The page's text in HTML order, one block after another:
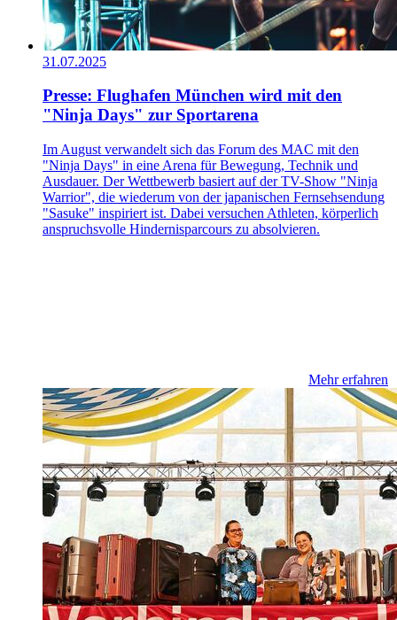
31.07.2025
Presse: Flughafen München wird mit den
"Ninja Days" zur Sportarena
Im August verwandelt sich das Forum des MAC mit den
"Ninja Days" in eine Arena für Bewegung, Technik und
Ausdauer. Der Wettbewerb basiert auf der TV-Show "Ninja
Warrior", die wiederum von der japanischen Fernsehsendung
"Sasuke" inspiriert ist. Dabei versuchen Athleten, körperlich
anspruchsvolle Hindernisparcours zu absolvieren.
Mehr erfahren